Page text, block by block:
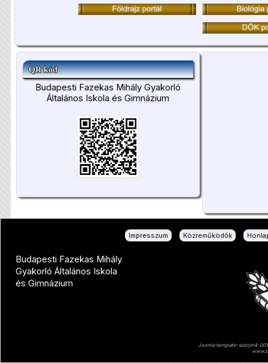
QR kód
Budapesti Fazekas Mihály Gyakorló
Általános Iskola és Gimnázium
Impresszum Közreműködők
Budapesti Fazekas Mihály
Gyakorló Általános Iskola
és Gimnázium
Joomla template: szsnjm4-